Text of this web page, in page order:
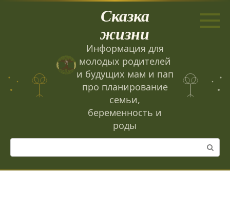
Сказка
жизни
Информация для
молодых родителей
и будущих мам и пап
про планирование
семьи,
беременность и
роды
Поиск: